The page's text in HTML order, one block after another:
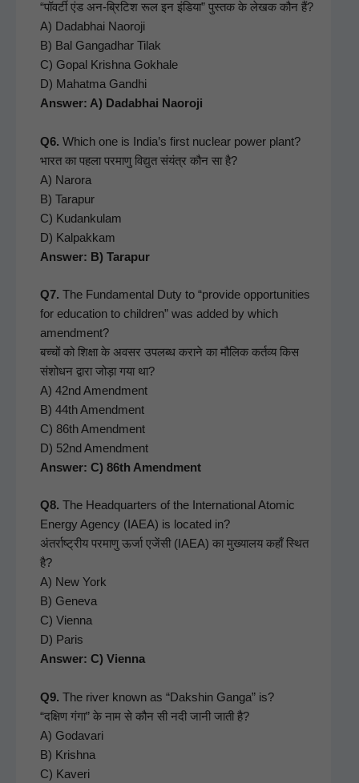
“पॉवर्टी एंड अन‑ब्रिटिश रूल इन इंडिया” पुस्तक के लेखक कौन हैं?
A) Dad­ab­hai Naoro­ji
B) Bal Gan­gad­har Tilak
C) Gopal Krish­na Gokhale
D) Mahat­ma Gand­hi
Answer: A) Dad­ab­hai Naoroji
Q6. Which one is India’s first nuclear pow­er plant?
भारत का पहला परमाणु विद्युत संयंत्र कौन सा है?
A) Naro­ra
B) Tara­pur
C) Kudanku­lam
D) Kalpakkam
Answer: B) Tarapur
Q7. The Fun­da­men­tal Duty to “pro­vide oppor­tu­ni­ties
for edu­ca­tion to chil­dren” was added by which
amend­ment?
बच्चों को शिक्षा के अवसर उपलब्ध कराने का मौलिक कर्तव्य किस
संशोधन द्वारा जोड़ा गया था?
A) 42nd Amend­ment
B) 44th Amend­ment
C) 86th Amend­ment
D) 52nd Amend­ment
Answer: C) 86th Amendment
Q8. The Head­quar­ters of the Inter­na­tion­al Atom­ic
Ener­gy Agency (IAEA) is locat­ed in?
अंतर्राष्ट्रीय परमाणु ऊर्जा एजेंसी (IAEA) का मुख्यालय कहाँ स्थित
है?
A) New York
B) Gene­va
C) Vien­na
D) Paris
Answer: C) Vienna
Q9. The riv­er known as “Dak­shin Gan­ga” is?
“दक्षिण गंगा” के नाम से कौन सी नदी जानी जाती है?
A) Godavari
B) Krish­na
C) Kaveri